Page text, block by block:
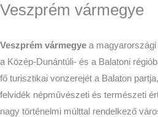
Veszprém vármegye
Veszprém vármegye a
a Közép-Dunántúli- és a Balatoni
fő turisztikai vonzerejét a Balaton
felvidék népművészeti és természeti
nagy történelmi múlttal rendelkező